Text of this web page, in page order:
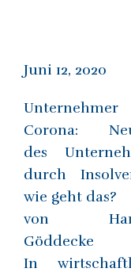
Juni 12, 2020
Corona:
des
durch
wie geht das?
von
Göddecke
In